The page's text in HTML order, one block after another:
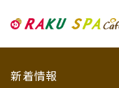
新着情報